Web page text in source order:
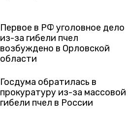
Первое в РФ уголовное дело
из-за гибели пчел
возбуждено в Орловской
области
Госдума обратилась в
прокуратуру из-за массовой
гибели пчел в России